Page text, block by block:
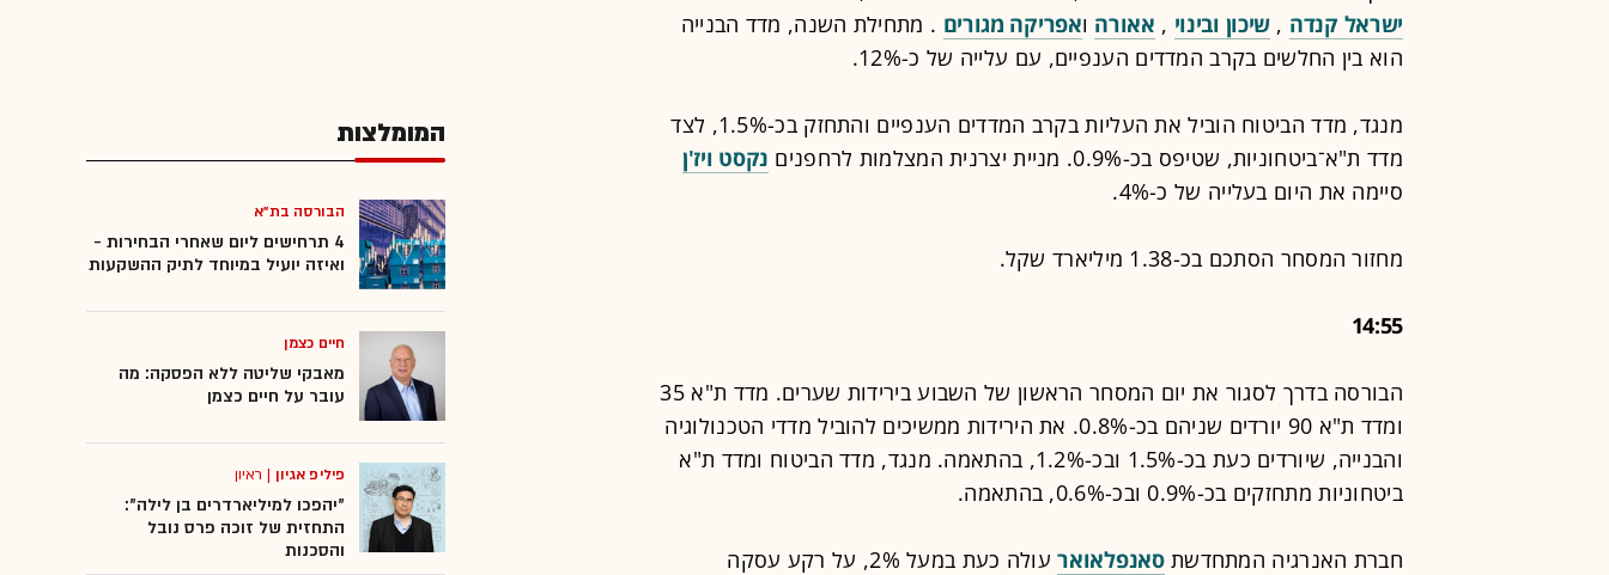
ישראל קנדה , שיכון ובינוי , אאורה ואפריקה מגורים . מתחילת השנה, מדד הבנייה
הוא בין החלשים בקרב המדדים הענפיים, עם עלייה של כ-12%.
מנגד, מדד הביטוח הוביל את העליות בקרב המדדים הענפיים והתחזק בכ-1.5%, לצד
מדד ת"א־ביטחוניות, שטיפס בכ-0.9%. מניית יצרנית המצלמות לרחפנים
נקסט ויז'ן
סיימה את היום בעלייה של כ-4%.
מחזור המסחר הסתכם בכ-1.38 מיליארד שקל.
14:55
הבורסה בדרך לסגור את יום המסחר הראשון של השבוע בירידות שערים. מדד ת"א 35
ומדד ת"א 90 יורדים שניהם בכ-0.8%. את הירידות ממשיכים להוביל מדדי הטכנולוגיה
והבנייה, שיורדים כעת בכ-1.5% ובכ-1.2%, בהתאמה. מנגד, מדד הביטוח ומדד ת"א
ביטחוניות מתחזקים בכ-0.9% ובכ-0.6%, בהתאמה.
חברת האנרגיה המתחדשתסאנפלאואר
עולה כעת במעל 2%, על רקע עסקה
המומלצות
הבורסה בת"א
4 תרחישים ליום שאחרי הבחירות -
ואיזה יועיל במיוחד לתיק ההשקעות
חיים כצמן
מאבקי שליטה ללא הפסקה: מה
עובר על חיים כצמן
פיליפ אגיון | ראיון
"יהפכו למיליארדרים בן לילה":
התחזית של זוכה פרס נובל
והסכנות